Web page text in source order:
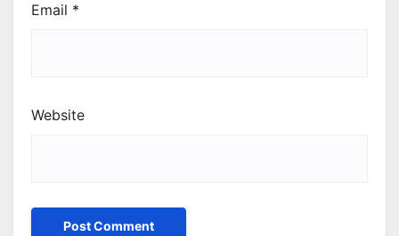
Email *
Website